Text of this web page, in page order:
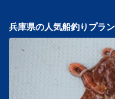
兵庫県の人気船釣りプラン